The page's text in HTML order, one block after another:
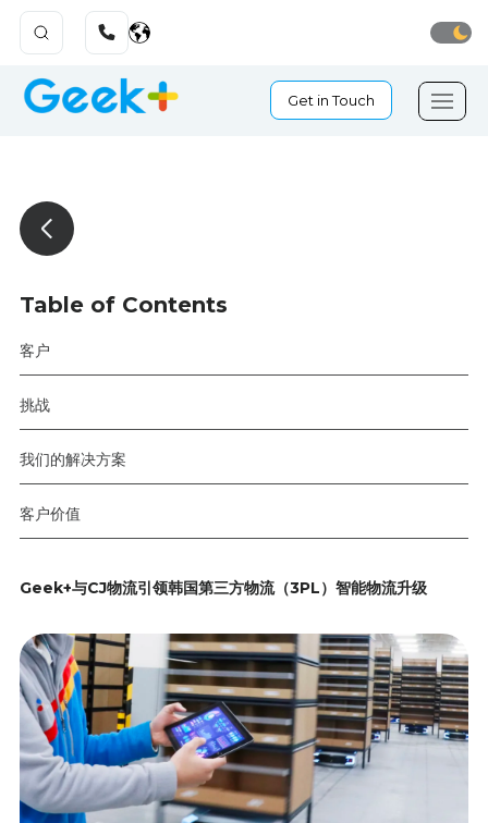
Get in Touch
Table of Contents
客户
挑战
我们的解决方案
客户价值
Geek+与CJ物流引领韩国第三方物流（3PL）智能物流升级